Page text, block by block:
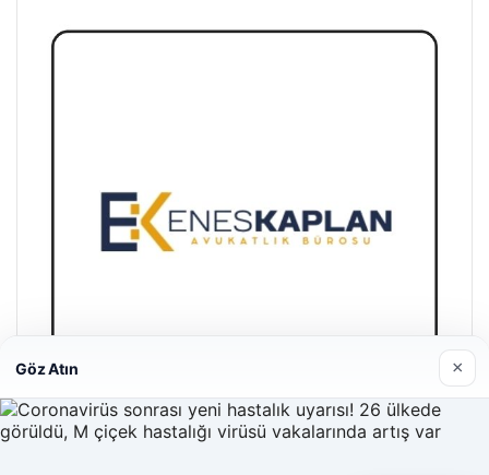
Göz Atın ×